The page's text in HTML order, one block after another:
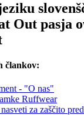
Out pasja
člankov:
- "O nas"
Ruffwear
za zaščito